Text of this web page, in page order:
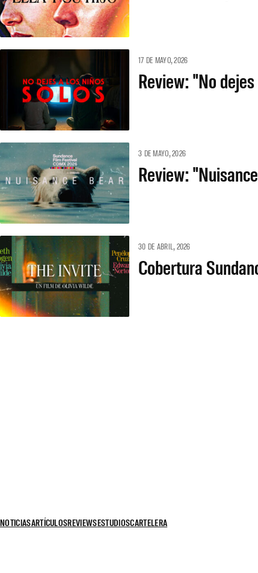
17 DE MAYO, 2026
Review: "No
3 DE MAYO, 2026
Review:
30 DE ABRIL, 2026
Cobertura
NOTICIASARTÍCULOSREVIEWSESTUDIOSCARTELERA